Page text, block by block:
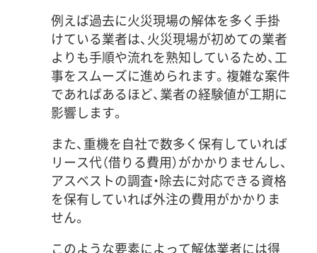
例えば過去に火災現場の解体を多く手掛
けている業者は、火災現場が初めての業者
よりも手順や流れを熟知しているため、工
事をスムーズに進められます。複雑な案件
であればあるほど、業者の経験値が工期に
影響します。
また、重機を自社で数多く保有していれば
リース代（借りる費用）がかかりませんし、
アスベストの調査・除去に対応できる資格
を保有していれば外注の費用がかかりま
せん。
このような要素によって解体業者には得